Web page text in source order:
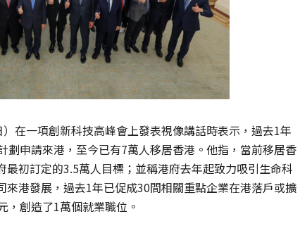
在一項創新科技高峰會上發表視像講話時表示，過去1年
劃申請來港，至今已有7萬人移居香港。他指，當前移居香
最初訂定的3.5萬人目標；並稱港府去年起致力吸引生命科
來港發展，過去1年已促成30間相關重點企業在港落戶或擴
，創造了1萬個就業職位。